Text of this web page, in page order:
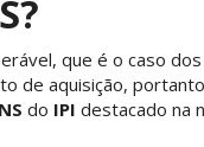
que é o caso
de aquisição,
do IPI destacado na